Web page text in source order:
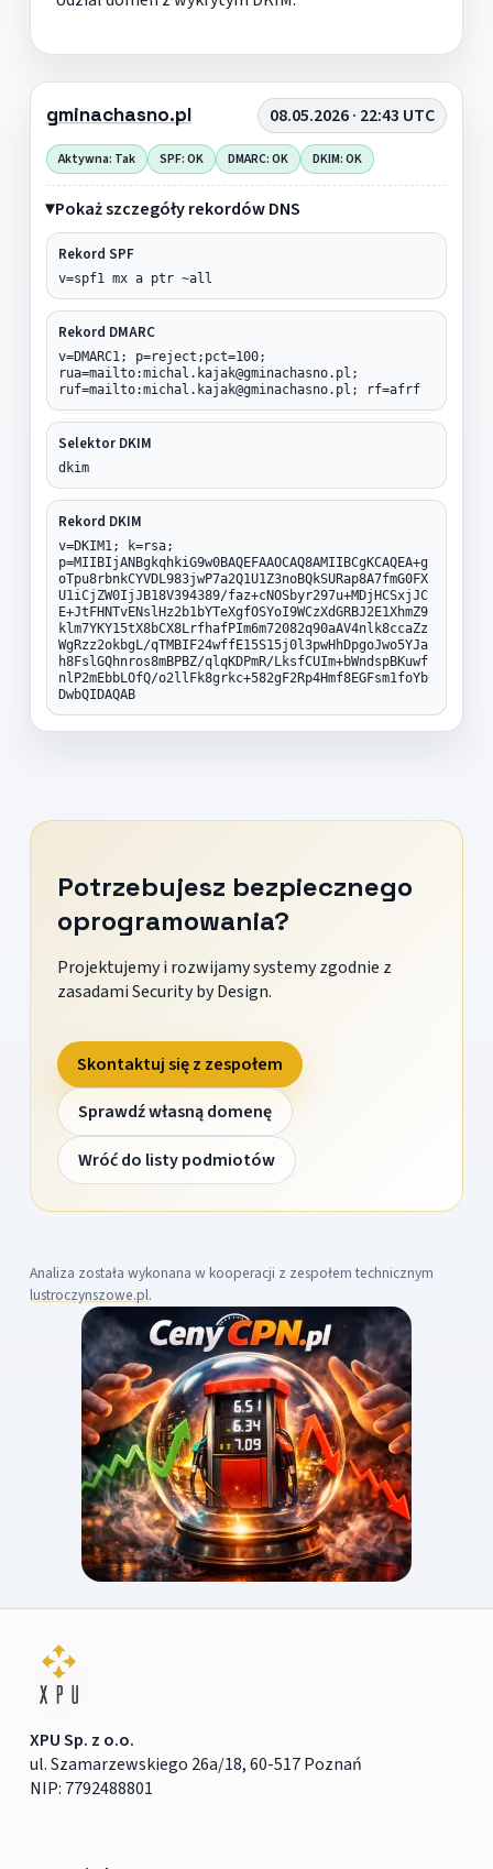
gminachasno.pl 08.05.2026 · 22:43 UTC
Aktywna: Tak SPF: OK DMARC: OK DKIM: OK
Pokaż szczegóły rekordów DNS
Rekord SPF
v=spf1 mx a ptr ~all
Rekord DMARC
v=DMARC1; p=reject;pct=100;
rua=mailto:michal.kajak@gminachasno.pl;
ruf=mailto:michal.kajak@gminachasno.pl; rf=afrf
Selektor DKIM
dkim
Rekord DKIM
v=DKIM1; k=rsa;
p=MIIBIjANBgkqhkiG9w0BAQEFAAOCAQ8AMIIBCgKCAQEA+g
oTpu8rbnkCYVDL983jwP7a2Q1U1Z3noBQkSURap8A7fmG0FX
U1iCjZW0IjJB18V394389/faz+cNOSbyr297u+MDjHCSxjJC
E+JtFHNTvENslHz2b1bYTeXgfOSYoI9WCzXdGRBJ2E1XhmZ9
klm7YKY15tX8bCX8LrfhafPIm6m72082q90aAV4nlk8ccaZz
WgRzz2okbgL/qTMBIF24wffE15S15j0l3pwHhDpgoJwo5YJa
h8FslGQhnros8mBPBZ/qlqKDPmR/LksfCUIm+bWndspBKuwf
nlP2mEbbLOfQ/o2llFk8grkc+582gF2Rp4Hmf8EGFsm1foYb
DwbQIDAQAB
Potrzebujesz bezpiecznego
oprogramowania?
Projektujemy i rozwijamy systemy zgodnie z
zasadami Security by Design.
Skontaktuj się z zespołem
Sprawdź własną domenę
Wróć do listy podmiotów
Analiza została wykonana w kooperacji z zespołem technicznym
lustroczynszowe.pl.
XPU Sp. z o.o.
ul. Szamarzewskiego 26a/18, 60-517 Poznań
NIP: 7792488801